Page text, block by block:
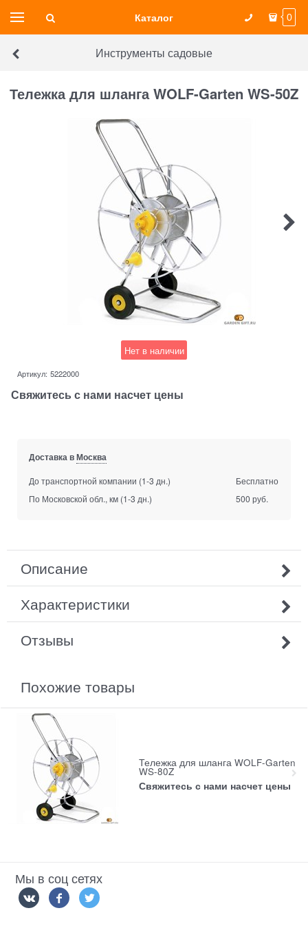
Каталог 0
Инструменты садовые
Тележка для шланга WOLF-Garten WS-50Z
Нет в наличии
Артикул: 5222000
Свяжитесь с нами насчет цены
Доставка вМосква
До транспортной компании (1-3 дн.)
Бесплатно
По Московской обл., км (1-3 дн.) 500 руб.
Описание
Характеристики
Отзывы
Похожие товары
Тележка для шланга WOLF-Garten
WS-80Z
Свяжитесь с нами насчет цены
Мы в соц сетях